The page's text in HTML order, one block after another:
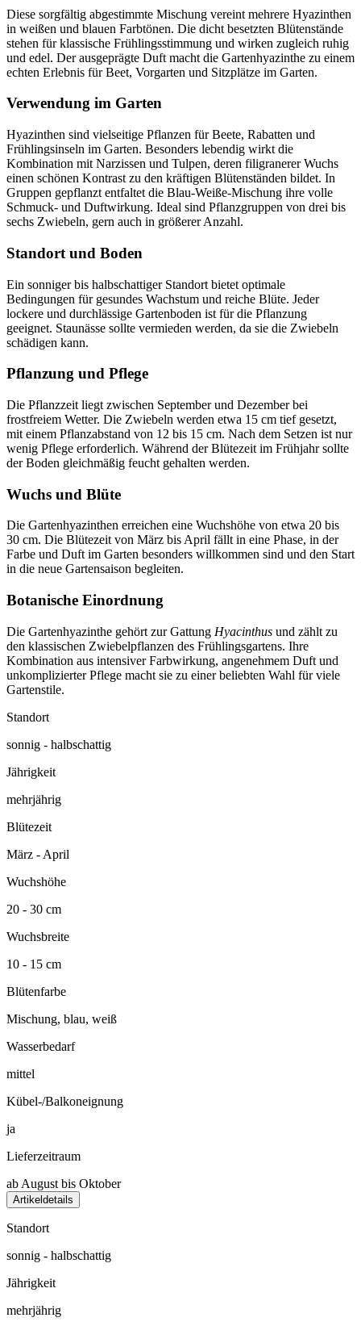
Diese sorgfältig abgestimmte Mischung vereint mehrere Hyazinthen
in weißen und blauen Farbtönen. Die dicht besetzten Blütenstände
stehen für klassische Frühlingsstimmung und wirken zugleich ruhig
und edel. Der ausgeprägte Duft macht die Gartenhyazinthe zu einem
echten Erlebnis für Beet, Vorgarten und Sitzplätze im Garten.
Verwendung im Garten
Hyazinthen sind vielseitige Pflanzen für Beete, Rabatten und
Frühlingsinseln im Garten. Besonders lebendig wirkt die
Kombination mit Narzissen und Tulpen, deren filigranerer Wuchs
einen schönen Kontrast zu den kräftigen Blütenständen bildet. In
Gruppen gepflanzt entfaltet die Blau-Weiße-Mischung ihre volle
Schmuck- und Duftwirkung. Ideal sind Pflanzgruppen von drei bis
sechs Zwiebeln, gern auch in größerer Anzahl.
Standort und Boden
Ein sonniger bis halbschattiger Standort bietet optimale
Bedingungen für gesundes Wachstum und reiche Blüte. Jeder
lockere und durchlässige Gartenboden ist für die Pflanzung
geeignet. Staunässe sollte vermieden werden, da sie die Zwiebeln
schädigen kann.
Pflanzung und Pflege
Die Pflanzzeit liegt zwischen September und Dezember bei
frostfreiem Wetter. Die Zwiebeln werden etwa 15 cm tief gesetzt,
mit einem Pflanzabstand von 12 bis 15 cm. Nach dem Setzen ist nur
wenig Pflege erforderlich. Während der Blütezeit im Frühjahr sollte
der Boden gleichmäßig feucht gehalten werden.
Wuchs und Blüte
Die Gartenhyazinthen erreichen eine Wuchshöhe von etwa 20 bis
30 cm. Die Blütezeit von März bis April fällt in eine Phase, in der
Farbe und Duft im Garten besonders willkommen sind und den Start
in die neue Gartensaison begleiten.
Botanische Einordnung
Die Gartenhyazinthe gehört zur Gattung Hyacinthus und zählt zu
den klassischen Zwiebelpflanzen des Frühlingsgartens. Ihre
Kombination aus intensiver Farbwirkung, angenehmem Duft und
unkomplizierter Pflege macht sie zu einer beliebten Wahl für viele
Gartenstile.
Standort
sonnig - halbschattig
Jährigkeit
mehrjährig
Blütezeit
März - April
Wuchshöhe
20 - 30 cm
Wuchsbreite
10 - 15 cm
Blütenfarbe
Mischung, blau, weiß
Wasserbedarf
mittel
Kübel-/Balkoneignung
ja
Lieferzeitraum
ab August bis Oktober
Artikeldetails
Standort
sonnig - halbschattig
Jährigkeit
mehrjährig